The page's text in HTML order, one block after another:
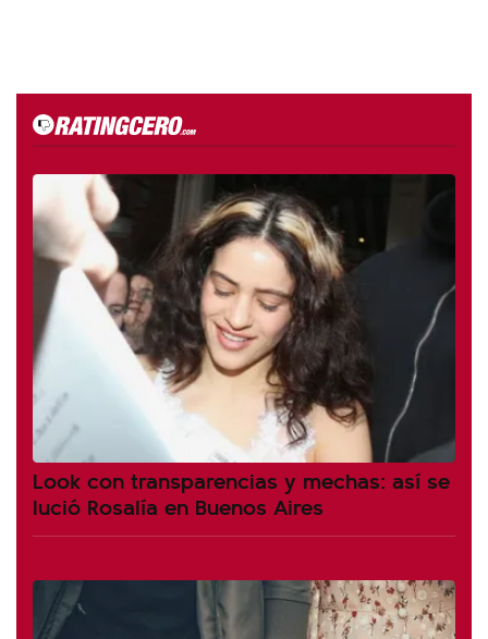
Look con transparencias y mechas: así se
lució Rosalía en Buenos Aires